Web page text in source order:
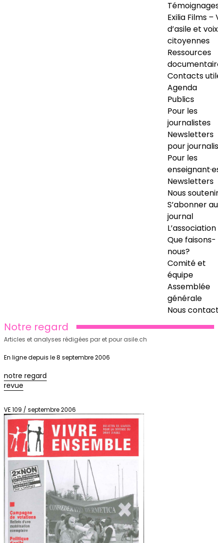
Exilia Films –
d’asile et voix
citoyennes
Ressources
Contacts
Agenda
Publics
Pour les
journalistes
Newsletters
pour
Pour les
Newsletters
Nous
S’abonner au
journal
L’association
Que faisons-
nous?
Comité et
équipe
Assemblée
générale
Nous
Notre regard
Articles et analyses rédigées par et pour asile.ch
En ligne depuis le 8 septembre 2006
notre regard
revue
VE 109 / septembre 2006